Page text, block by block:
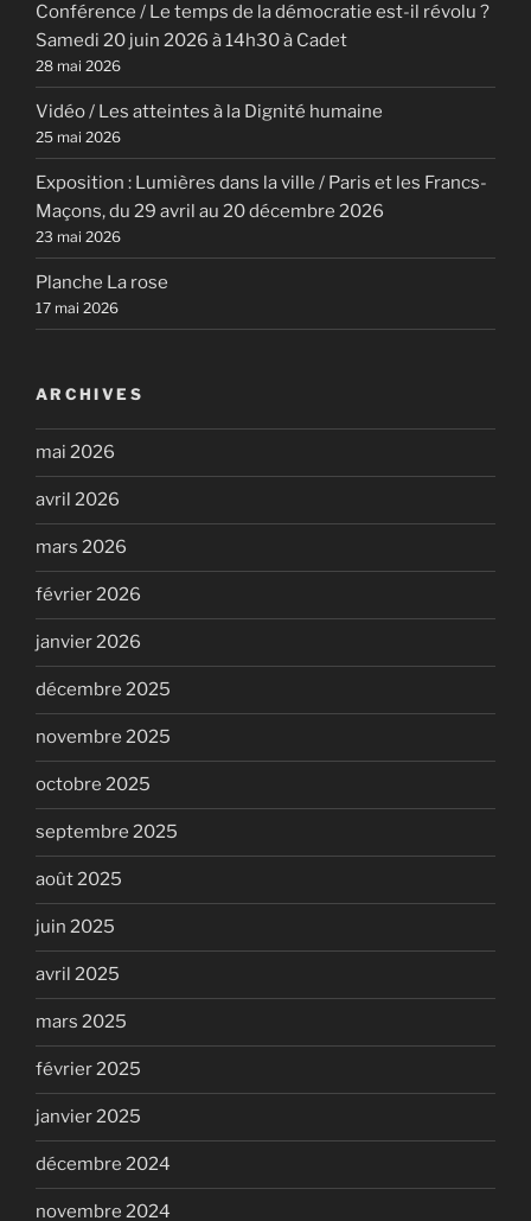
Conférence / Le temps de la démocratie est-il révolu ?
Samedi 20 juin 2026 à 14h30 à Cadet
28 mai 2026
Vidéo / Les atteintes à la Dignité humaine
25 mai 2026
Exposition : Lumières dans la ville / Paris et les Francs-
Maçons, du 29 avril au 20 décembre 2026
23 mai 2026
Planche La rose
17 mai 2026
ARCHIVES
mai 2026
avril 2026
mars 2026
février 2026
janvier 2026
décembre 2025
novembre 2025
octobre 2025
septembre 2025
août 2025
juin 2025
avril 2025
mars 2025
février 2025
janvier 2025
décembre 2024
novembre 2024